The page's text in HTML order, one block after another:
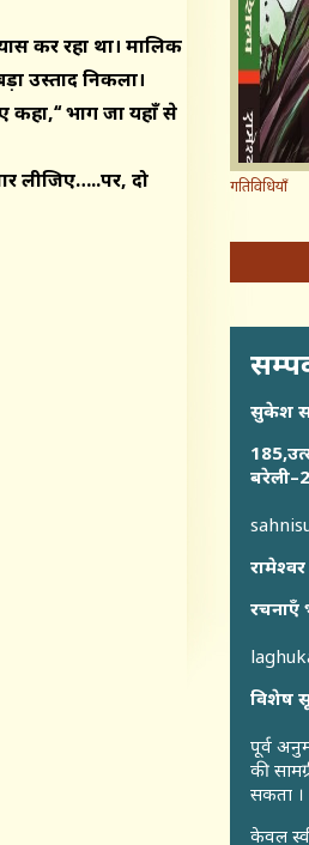
कर रहा था। मालिक
उस्ताद निकला।
भाग जा यहाँ से
लीजिए…..पर, दो
गतिविधियाँ
सुकेश
विशेष
पूर्व
की
सकता ।
केवल